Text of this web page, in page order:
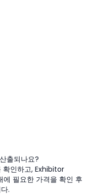
출되나요?
확인하고, Exhibitor
필요한 가격을 확인 후
.